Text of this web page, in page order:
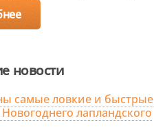
новости
самые ловкие и быстрые
лапландского